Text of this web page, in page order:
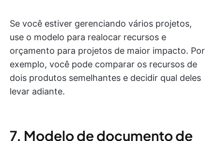
Se você estiver gerenciando vários projetos,
use o modelo para realocar recursos e
orçamento para projetos de maior impacto. Por
exemplo, você pode comparar os recursos de
dois produtos semelhantes e decidir qual deles
levar adiante.
7. Modelo de documento de